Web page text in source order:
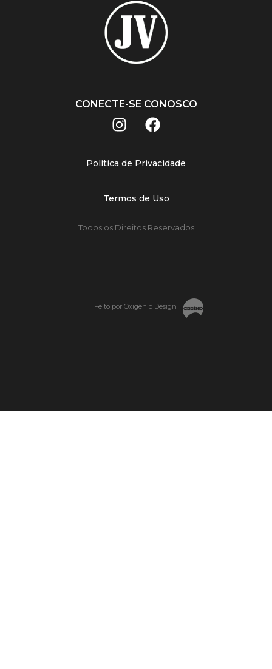
CONECTE-SE CONOSCO
Política de Privacidade
Termos de Uso
Todos os Direitos Reservados
Feito por Oxigênio Design